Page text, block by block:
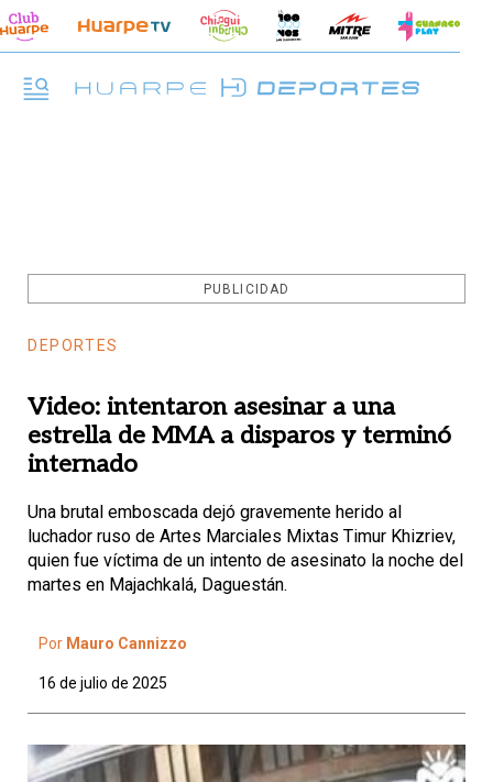
PUBLICIDAD
DEPORTES
Video: intentaron asesinar a una
estrella de MMA a disparos y terminó
internado
Una brutal emboscada dejó gravemente herido al
luchador ruso de Artes Marciales Mixtas Timur Khizriev,
quien fue víctima de un intento de asesinato la noche del
martes en Majachkalá, Daguestán.
Por Mauro Cannizzo
16 de julio de 2025